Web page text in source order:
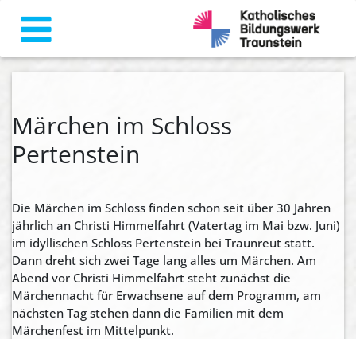
Märchen im Schloss
Pertenstein
Die Märchen im Schloss finden schon seit über 30 Jahren
jährlich an Christi Himmelfahrt (Vatertag im Mai bzw. Juni)
im idyllischen Schloss Pertenstein bei Traunreut statt.
Dann dreht sich zwei Tage lang alles um Märchen. Am
Abend vor Christi Himmelfahrt steht zunächst die
Märchennacht für Erwachsene auf dem Programm, am
nächsten Tag stehen dann die Familien mit dem
Märchenfest im Mittelpunkt.